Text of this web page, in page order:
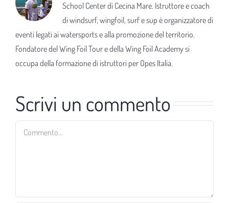
School Center di Cecina Mare. Istruttore e coach
di windsurf, wingfoil, surf e sup è organizzatore di
eventi legati ai watersports e alla promozione del territorio.
Fondatore del Wing Foil Tour e della Wing Foil Academy si
occupa della formazione di istruttori per Opes Italia.
Scrivi un commento
Commento